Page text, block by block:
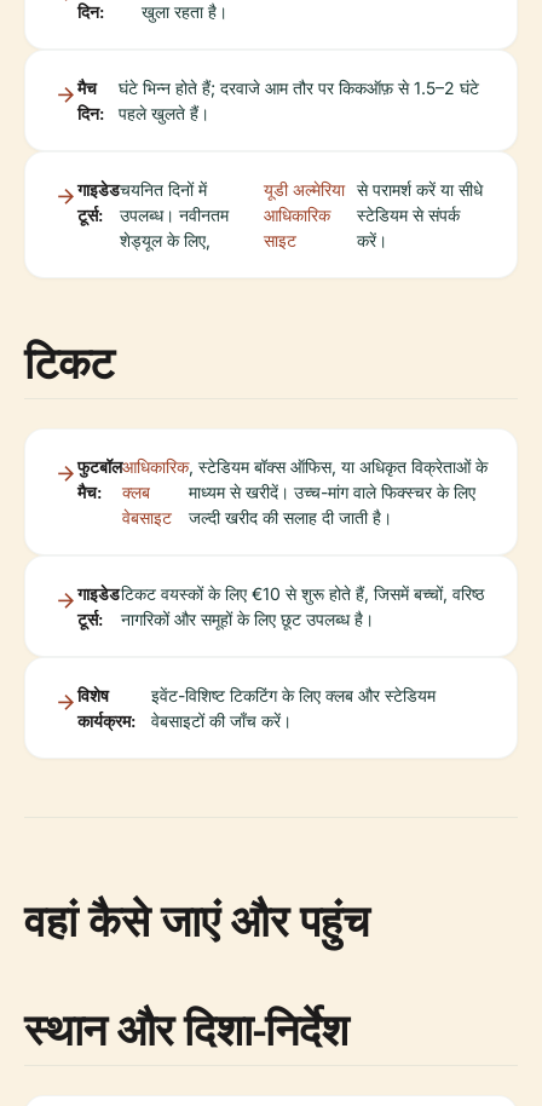
दिन:
खुला रहता है।
मैच
दिन:
घंटे भिन्न होते हैं; दरवाजे आम तौर पर किकऑफ़ से 1.5–2 घंटे
पहले खुलते हैं।
गाइडेड
टूर्स:
चयनित दिनों में
उपलब्ध। नवीनतम
शेड्यूल के लिए,
यूडी अल्मेरिया
आधिकारिक
साइट
से परामर्श करें या सीधे
स्टेडियम से संपर्क
करें।
टिकट
फुटबॉल
मैच:
आधिकारिक
क्लब
वेबसाइट
, स्टेडियम बॉक्स ऑफिस, या अधिकृत विक्रेताओं के
माध्यम से खरीदें। उच्च-मांग वाले फिक्स्चर के लिए
जल्दी खरीद की सलाह दी जाती है।
गाइडेड
टूर्स:
टिकट वयस्कों के लिए €10 से शुरू होते हैं, जिसमें बच्चों, वरिष्ठ
नागरिकों और समूहों के लिए छूट उपलब्ध है।
विशेष
कार्यक्रम:
इवेंट-विशिष्ट टिकटिंग के लिए क्लब और स्टेडियम
वेबसाइटों की जाँच करें।
वहां कैसे जाएं और पहुंच
स्थान और दिशा-निर्देश